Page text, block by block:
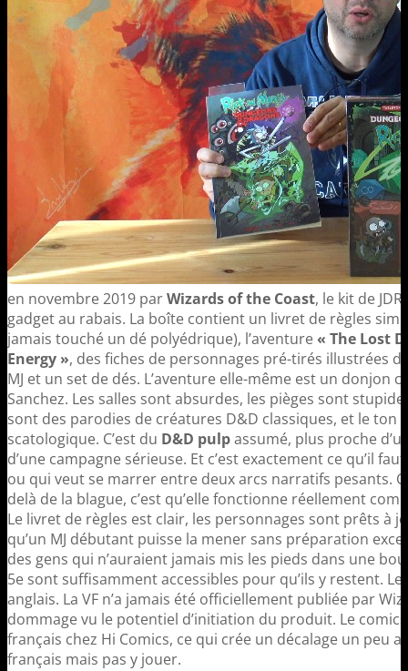
en novembre 2019 parWizards of the Coast, le kit de
gadget au rabais. La boîte contient un livret de règles
jamais touché un dé polyédrique), l’aventure« The Lost
Energy », des fiches de personnages pré-tirés illustrées
MJ et un set de dés. L’aventure elle-même est un donjon
Sanchez. Les salles sont absurdes, les pièges sont
sont des parodies de créatures D&D classiques, et le ton
scatologique. C’est du D&D pulpassumé, plus proche
d’une campagne sérieuse. Et c’est exactement ce qu’il
ou qui veut se marrer entre deux arcs narratifs pesants.
delà de la blague, c’est qu’elle fonctionne réellement
Le livret de règles est clair, les personnages sont prêts à
qu’un MJ débutant puisse la mener sans préparation
des gens qui n’auraient jamais mis les pieds dans une
5e sont suffisamment accessibles pour qu’ils y restent.
anglais. La VF n’a jamais été officiellement publiée par
dommage vu le potentiel d’initiation du produit. Le
français chez Hi Comics, ce qui crée un décalage un peu
français mais pas y jouer.